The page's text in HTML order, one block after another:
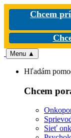
Chcem
Menu ▲
Hľadám
Chcem
Sieť